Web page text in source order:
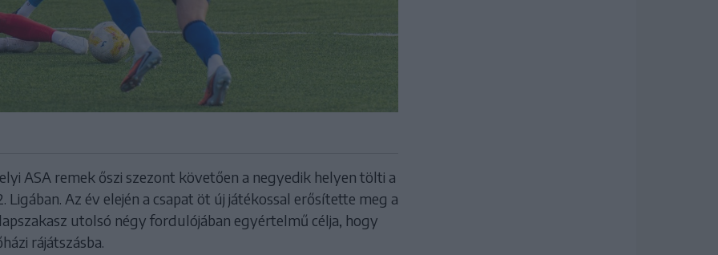
ASA remek őszi szezont követően a negyedik helyen tölti a
Ligában. Az év elején a csapat öt új játékossal erősítette meg a
utolsó négy fordulójában egyértelmű célja, hogy
rájátszásba.